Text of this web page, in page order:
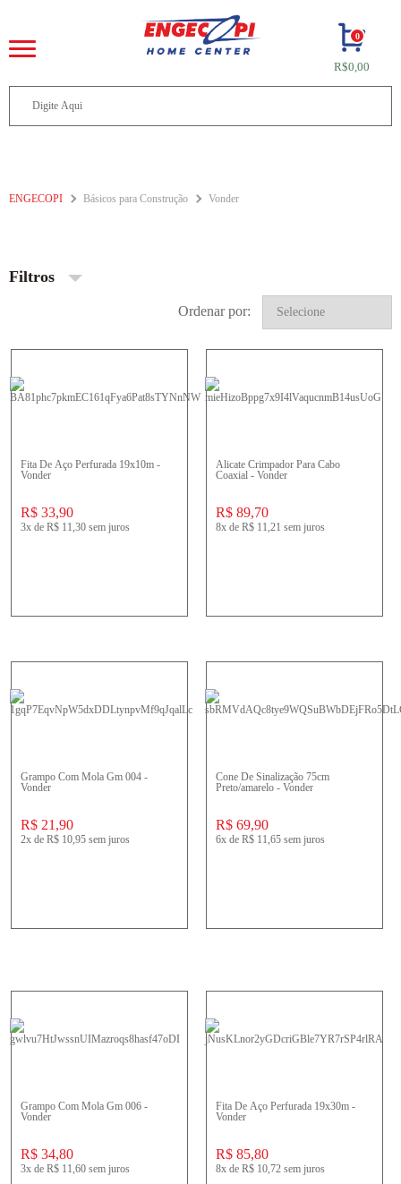
0
R$0,00
ENGECOPI Básicos para Construção Vonder
Filtros
Ordenar por:
Fita De Aço Perfurada 19x10m -
Vonder
R$ 33,90
3x de R$ 11,30 sem juros
Alicate Crimpador Para Cabo
Coaxial - Vonder
R$ 89,70
8x de R$ 11,21 sem juros
Grampo Com Mola Gm 004 -
Vonder
R$ 21,90
2x de R$ 10,95 sem juros
Cone De Sinalização 75cm
Preto/amarelo - Vonder
R$ 69,90
6x de R$ 11,65 sem juros
Grampo Com Mola Gm 006 -
Vonder
R$ 34,80
3x de R$ 11,60 sem juros
Fita De Aço Perfurada 19x30m -
Vonder
R$ 85,80
8x de R$ 10,72 sem juros